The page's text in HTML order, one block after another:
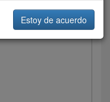
Estoy de acuerdo